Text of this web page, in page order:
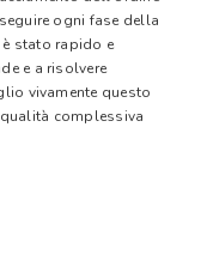
ogni fase della
stato rapido e
e a risolvere
vivamente questo
complessiva